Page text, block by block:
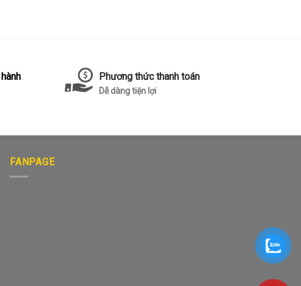
Phương thức thanh toán
Dễ dàng tiện lợi
FANPAGE